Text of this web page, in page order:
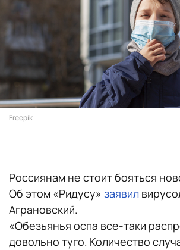
Freepik
Россиянам не стоит бояться
Об этом «Ридусу» заявил
Аграновский.
«Обезьянья оспа все-таки
довольно туго. Количество